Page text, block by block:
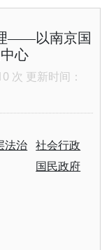
——以南京国
心
次 更新时间：
法治 社会行政
国民政府